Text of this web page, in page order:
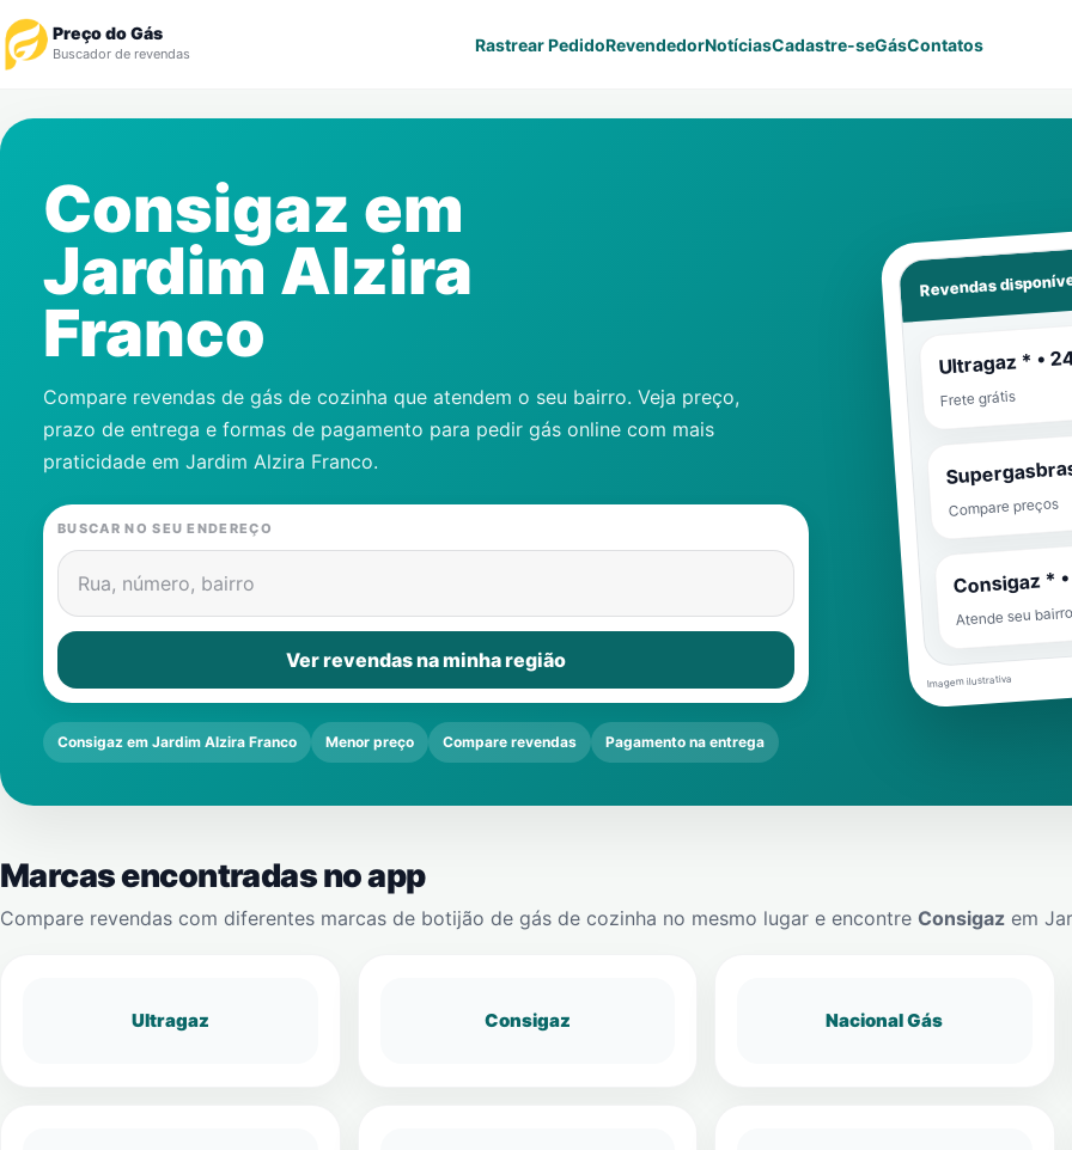
Preço do Gás
Buscador de revendas Rastrear PedidoRevendedorNotíciasCadastre-seGásContatos
Revendedor
Notícias
Cadastre-se
Contatos
Consigaz em
Jardim Alzira
Franco
Compare revendas de gás de cozinha que atendem o seu bairro. Veja preço,
prazo de entrega e formas de pagamento para pedir gás online com mais
praticidade em Jardim Alzira Franco.
BUSCAR NO SEU ENDEREÇO
Rua, número, bairro
Ver revendas na minha região
Consigaz em Jardim Alzira Franco Menor preço Compare revendas Pagamento na entrega
Revendas
Ultragaz * •
Frete grátis
Compare preços
Consigaz *
Atende seu
Imagem ilustrativa
Marcas encontradas no app
Compare revendas com diferentes marcas de botijão de gás de cozinha no mesmo lugar e encontre Consigaz em
Ultragaz Consigaz Nacional Gás